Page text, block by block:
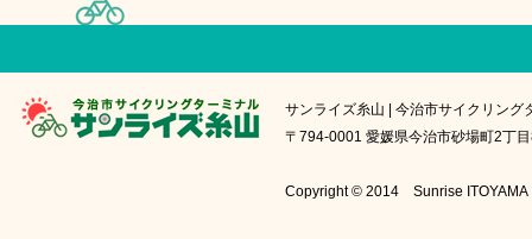
サンライズ糸山 | 今治市サイクリング
〒794-0001 愛媛県今治市砂場町2
Copyright © 2014 Sunrise